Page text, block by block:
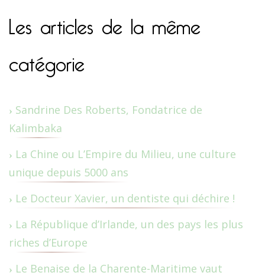
Les articles de la même
catégorie
Sandrine Des Roberts, Fondatrice de
Kalimbaka
La Chine ou L’Empire du Milieu, une culture
unique depuis 5000 ans
Le Docteur Xavier, un dentiste qui déchire !
La République d’Irlande, un des pays les plus
riches d’Europe
Le Benaise de la Charente-Maritime vaut